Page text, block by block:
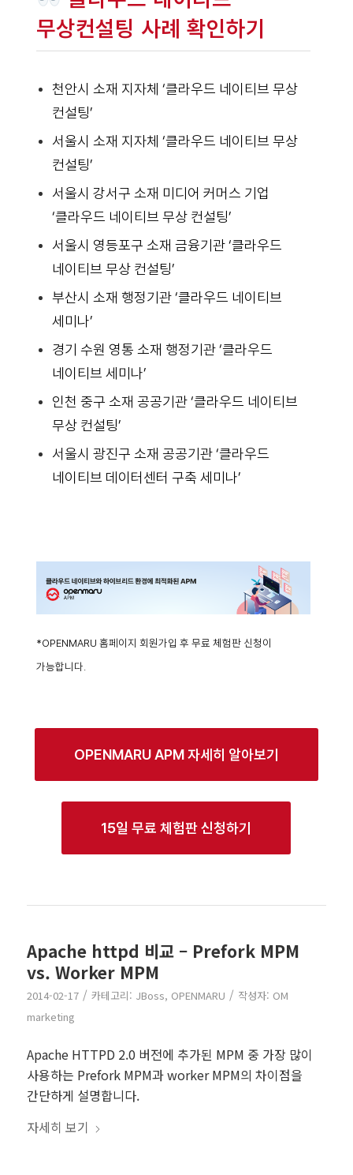
무상컨설팅 사례 확인하기
천안시 소재 지자체 ‘클라우드 네이티브 무상
컨설팅’
서울시 소재 지자체 ‘클라우드 네이티브 무상
컨설팅’
서울시 강서구 소재 미디어 커머스 기업
‘클라우드 네이티브 무상 컨설팅’
서울시 영등포구 소재 금융기관 ‘클라우드
네이티브 무상 컨설팅’
부산시 소재 행정기관 ‘클라우드 네이티브
세미나’
경기 수원 영통 소재 행정기관 ‘클라우드
네이티브 세미나’
인천 중구 소재 공공기관 ‘클라우드 네이티브
무상 컨설팅’
서울시 광진구 소재 공공기관 ‘클라우드
네이티브 데이터센터 구축 세미나’
*OPENMARU 홈페이지 회원가입 후 무료 체험판 신청이
가능합니다.
OPENMARU APM 자세히 알아보기
15일 무료 체험판 신청하기
Apache httpd 비교 – Prefork MPM
vs. Worker MPM
2014-02-17 / 카테고리: JBoss, OPENMARU / 작성자: OM
marketing
Apache HTTPD 2.0 버전에 추가된 MPM 중 가장 많이
사용하는 Prefork MPM과 worker MPM의 차이점을
간단하게 설명합니다.
자세히 보기